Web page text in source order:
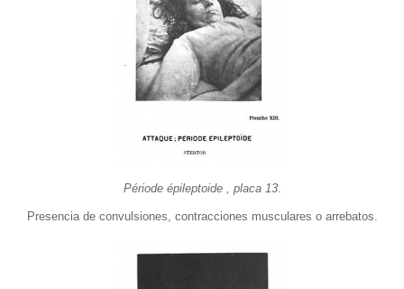
Période épileptoide , placa 13.
Presencia de convulsiones, contracciones musculares o arrebatos.